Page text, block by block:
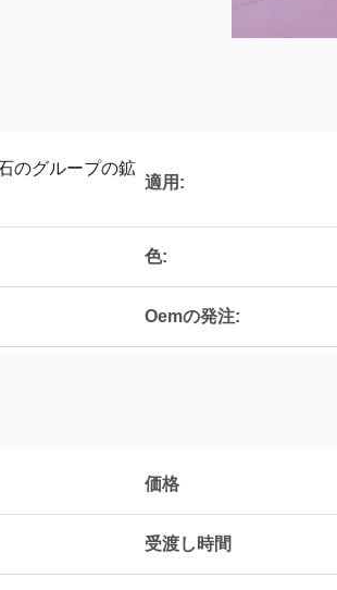
のグループの鉱
適用:
色:
Oemの発注:
価格
受渡し時間